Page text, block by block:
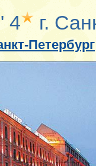
4 г.
Петербург